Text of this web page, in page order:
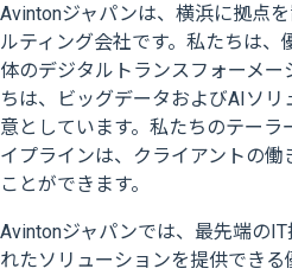
Avintonジャパンは、横浜に拠点
ルティング会社です。私たちは
体のデジタルトランスフォーメー
ちは、ビッグデータおよびAIソ
意としています。私たちのテー
イプラインは、クライアントの
ことができます。
Avintonジャパンでは、最先端の
れたソリューションを提供でき